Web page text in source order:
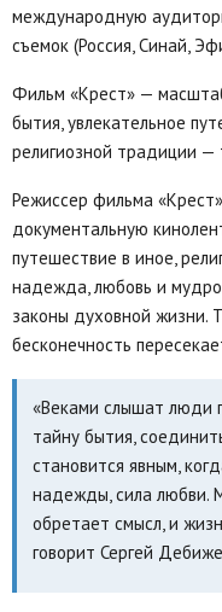
международную
съемок (Россия, Синай,
Фильм «Крест» —
бытия, увлекательное
религиозной традиции —
Режиссер фильма
документальную
путешествие в иное,
надежда, любовь и
законы духовной жизни.
бесконечность
«Веками слышат люди
тайну бытия,
становится явным,
надежды, сила любви.
обретает смысл, и
говорит Сергей